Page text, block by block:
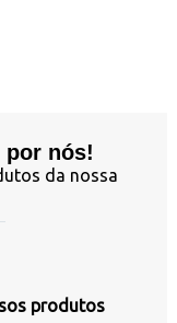
por nós!
da nossa
produtos